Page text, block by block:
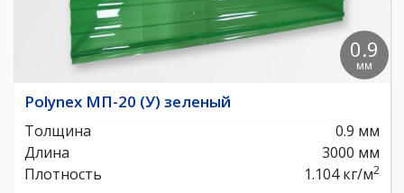
0.9
мм
Polynex МП-20 (У) зеленый
Толщина
0.9 мм
Длина
3000 мм
Плотность
1.104 кг/м2